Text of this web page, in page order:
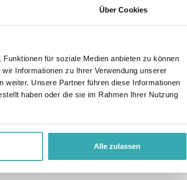
Über Cookies
für soziale Medien anbieten zu können
Informationen zu Ihrer Verwendung unserer
weiter. Unsere Partner führen diese Informationen
haben oder die sie im Rahmen Ihrer Nutzung
Alle zulassen
oder interaktive Lösungen?
606| E-Mail:sales@prestop.nl|Füllen Sie das